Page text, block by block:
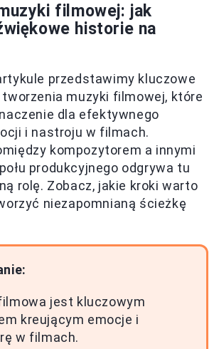
filmowej: jak
historie na
przedstawimy kluczowe
muzyki filmowej, które
dla efektywnego
i nastroju w filmach.
kompozytorem a innymi
produkcyjnego odgrywa tu
rolę. Zobacz, jakie kroki warto
niezapomnianą ścieżkę
jest kluczowym
kreującym emocje i
w filmach.